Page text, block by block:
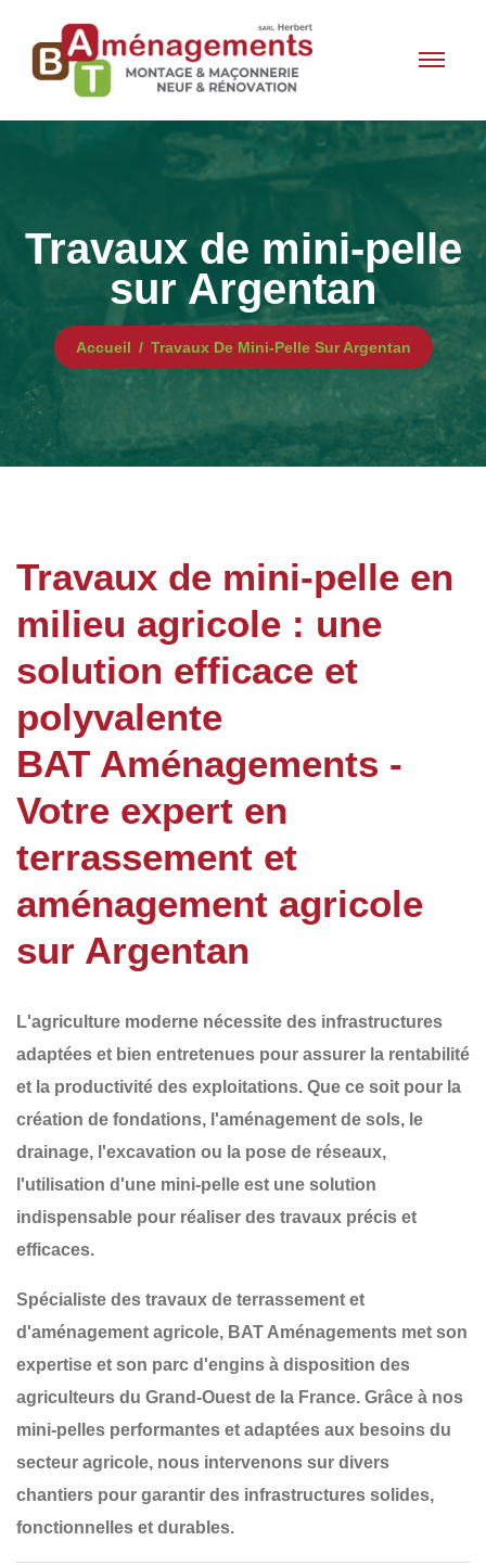
Travaux de mini-pelle
sur Argentan
Accueil Travaux De Mini-Pelle Sur Argentan
Travaux de mini-pelle en
milieu agricole : une
solution efficace et
polyvalente
BAT Aménagements -
Votre expert en
terrassement et
aménagement agricole
sur Argentan
L'agriculture moderne nécessite des infrastructures
adaptées et bien entretenues pour assurer la rentabilité
et la productivité des exploitations. Que ce soit pour la
création de fondations, l'aménagement de sols, le
drainage, l'excavation ou la pose de réseaux,
l'utilisation d'une mini-pelle est une solution
indispensable pour réaliser des travaux précis et
efficaces.
Spécialiste des travaux de terrassement et
d'aménagement agricole, BAT Aménagements met son
expertise et son parc d'engins à disposition des
agriculteurs du Grand-Ouest de la France. Grâce à nos
mini-pelles performantes et adaptées aux besoins du
secteur agricole, nous intervenons sur divers
chantiers pour garantir des infrastructures solides,
fonctionnelles et durables.